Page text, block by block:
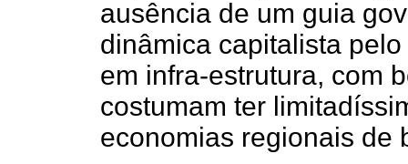
ausência de um guia
dinâmica capitalista
em infra-estrutura, com
costumam ter
economias regionais de